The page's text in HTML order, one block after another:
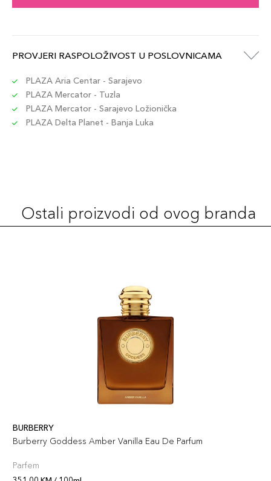
PROVJERI RASPOLOŽIVOST U POSLOVNICAMA
PLAZA Aria Centar - Sarajevo
PLAZA Mercator - Tuzla
PLAZA Mercator - Sarajevo Ložionička
PLAZA Delta Planet - Banja Luka
Ostali proizvodi od ovog branda
BURBERRY
Burberry Goddess Amber Vanilla Eau De Parfum
Parfem